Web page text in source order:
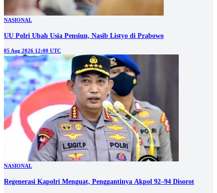
NASIONAL
UU Polri Ubah Usia Pensiun, Nasib Listyo di Prabowo
05 Aug 2026 12:00 UTC
NASIONAL
Regenerasi Kapolri Menguat, Penggantinya Akpol 92–94 Disorot